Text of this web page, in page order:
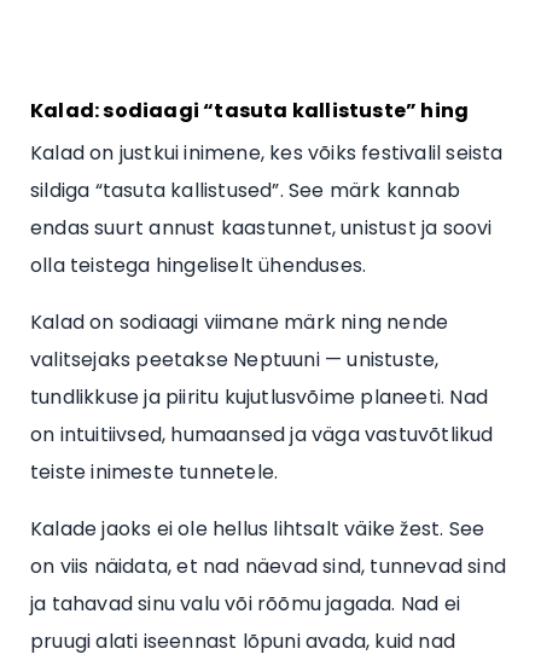
Kalad: sodiaagi “tasuta kallistuste” hing
Kalad on justkui inimene, kes võiks festivalil seista
sildiga “tasuta kallistused”. See märk kannab
endas suurt annust kaastunnet, unistust ja soovi
olla teistega hingeliselt ühenduses.
Kalad on sodiaagi viimane märk ning nende
valitsejaks peetakse Neptuuni — unistuste,
tundlikkuse ja piiritu kujutlusvõime planeeti. Nad
on intuitiivsed, humaansed ja väga vastuvõtlikud
teiste inimeste tunnetele.
Kalade jaoks ei ole hellus lihtsalt väike žest. See
on viis näidata, et nad näevad sind, tunnevad sind
ja tahavad sinu valu või rõõmu jagada. Nad ei
pruugi alati iseennast lõpuni avada, kuid nad